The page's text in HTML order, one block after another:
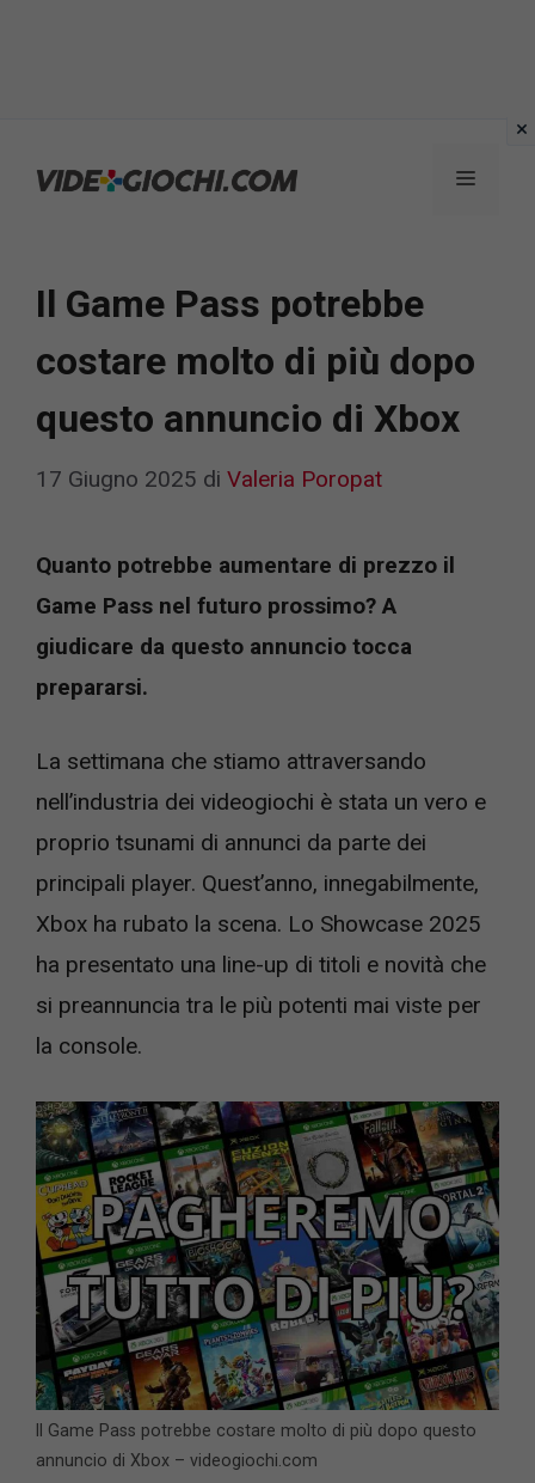
Menu
Il Game Pass potrebbe
costare molto di più dopo
questo annuncio di Xbox
17 Giugno 2025 di Valeria Poropat
Quanto potrebbe aumentare di prezzo il
Game Pass nel futuro prossimo? A
giudicare da questo annuncio tocca
prepararsi.
La settimana che stiamo attraversando
nell’industria dei videogiochi è stata un vero e
proprio tsunami di annunci da parte dei
principali player. Quest’anno, innegabilmente,
Xbox ha rubato la scena. Lo Showcase 2025
ha presentato una line-up di titoli e novità che
si preannuncia tra le più potenti mai viste per
la console.
Il Game Pass potrebbe costare molto di più dopo questo
annuncio di Xbox – videogiochi.com